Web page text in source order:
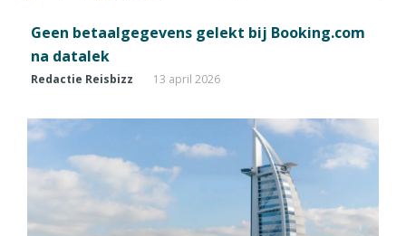
Geen betaalgegevens gelekt bij Booking.com
na datalek
Redactie Reisbizz 13 april 2026